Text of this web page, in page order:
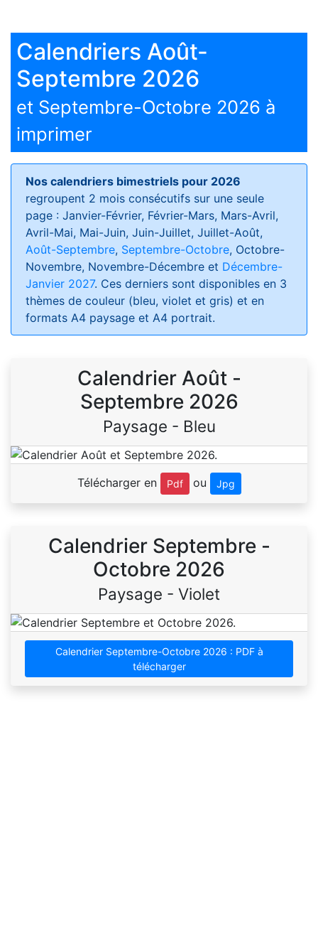
Calendriers Août-
Septembre 2026
et Septembre-Octobre 2026 à
imprimer
Nos calendriers bimestriels pour 2026
regroupent 2 mois consécutifs sur une seule
page : Janvier-Février, Février-Mars, Mars-Avril,
Avril-Mai, Mai-Juin, Juin-Juillet, Juillet-Août,
Août-Septembre, Septembre-Octobre, Octobre-
Novembre, Novembre-Décembre et Décembre-
Janvier 2027. Ces derniers sont disponibles en 3
thèmes de couleur (bleu, violet et gris) et en
formats A4 paysage et A4 portrait.
Calendrier Août -
Septembre 2026
Paysage - Bleu
Télécharger en Pdf ou Jpg
Calendrier Septembre -
Octobre 2026
Paysage - Violet
Calendrier Septembre-Octobre 2026 : PDF à
télécharger